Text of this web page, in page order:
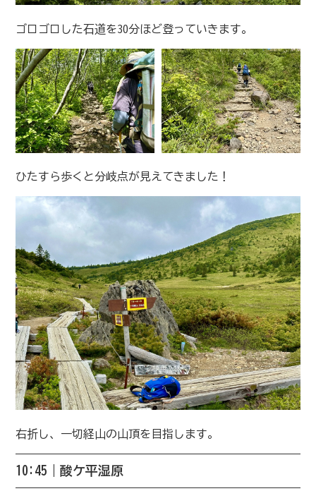
ゴロゴロした石道を30分ほど登っていきます。
ひたすら歩くと分岐点が見えてきました！
右折し、一切経山の山頂を目指します。
10:45｜酸ケ平湿原